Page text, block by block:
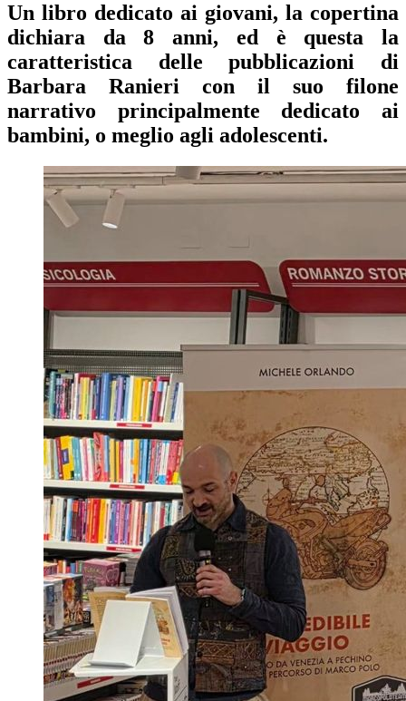
Un libro dedicato ai giovani, la copertina
dichiara da 8 anni, ed è questa la
caratteristica delle pubblicazioni di
Barbara Ranieri con il suo filone
narrativo principalmente dedicato ai
bambini, o meglio agli adolescenti.